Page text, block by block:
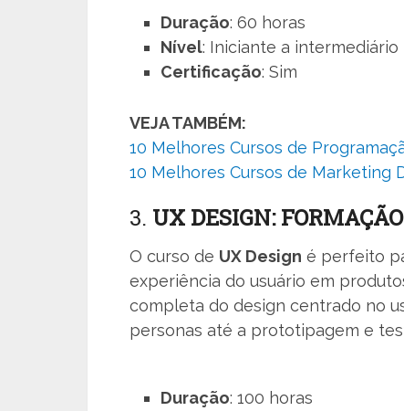
Duração: 60 horas
Nível: Iniciante a intermediário
Certificação: Sim
VEJA TAMBÉM:
10 Melhores Cursos de
10 Melhores Cursos de Marketing
3. UX DESIGN:
O curso de UX Design é perfeito
experiência do usuário em
completa do design centrado no
personas até a prototipagem e
Duração: 100 horas